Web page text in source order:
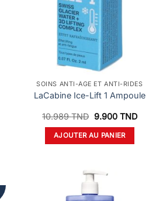
SOINS ANTI-ÂGE ET ANTI-RIDES
LaCabine Ice-Lift 1 Ampoule
10.989TND Le
initial
était :
9.900 TNDLe
AJOUTER AU PANIER